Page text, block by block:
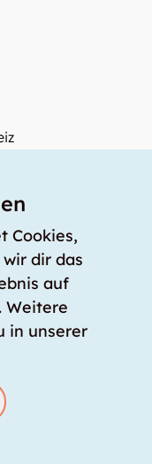
Cookies,
dir das
auf
Weitere
in unserer